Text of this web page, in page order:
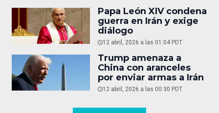
Papa León XIV condena
guerra en Irán y exige
diálogo
12 abril, 2026 a las 01:04 PDT
Trump amenaza a
China con aranceles
por enviar armas a Irán
12 abril, 2026 a las 00:30 PDT